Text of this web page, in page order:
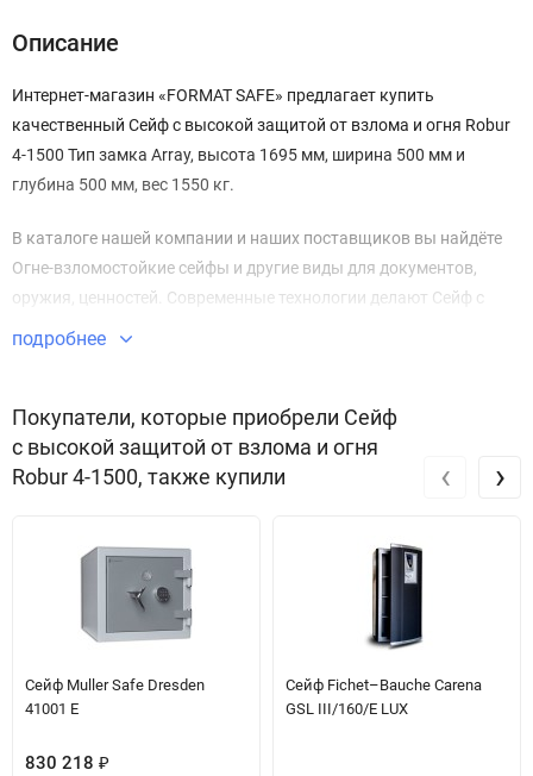
Описание
Интернет-магазин «FORMAT SAFE» предлагает купить
качественный Сейф с высокой защитой от взлома и огня Robur
4-1500 Тип замка Array, высота 1695 мм, ширина 500 мм и
глубина 500 мм, вес 1550 кг.
В каталоге нашей компании и наших поставщиков вы найдёте
Огне-взломостойкие сейфы и другие виды для документов,
оружия, ценностей. Современные технологии делают Сейф с
высокой защитой от взлома и огня Robur 4-1500 безупречным в
Звоните по телефону +7 495 220 33 01
подробнее
Покупатели, которые приобрели Сейф
с высокой защитой от взлома и огня
Robur 4-1500, также купили
Сейф Muller Safe Dresden
41001 E
830 218 ₽
Сейф Fichet–Bauche Carena
GSL III/160/E LUX
‹ ›